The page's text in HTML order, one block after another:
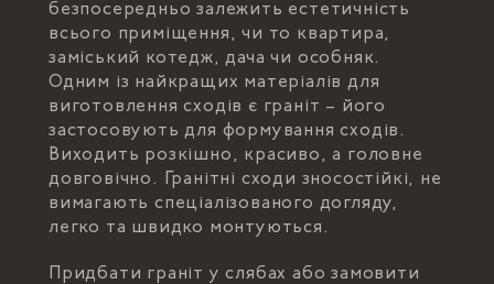
безпосередньо залежить естетичність
всього приміщення, чи то квартира,
заміський котедж, дача чи особняк.
Одним із найкращих матеріалів для
виготовлення сходів є граніт – його
застосовують для формування сходів.
Виходить розкішно, красиво, а головне
довговічно. Гранітні сходи зносостійкі, не
вимагають спеціалізованого догляду,
легко та швидко монтуються.
Придбати граніт у слябах або замовити